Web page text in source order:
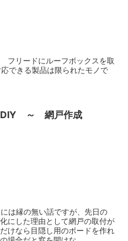
フリードにルーフボックスを取
できる製品は限られたモノで
DIY ～ 網戸作成
は縁の無い話ですが、先日の
にした理由として網戸の取付が
けなら目隠し用のボードを作れ